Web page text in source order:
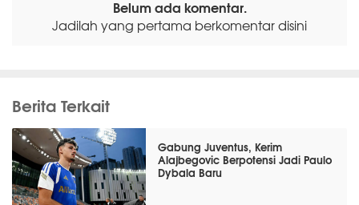
Belum ada komentar.
Jadilah yang pertama berkomentar disini
Berita Terkait
Gabung Juventus, Kerim
Alajbegovic Berpotensi Jadi Paulo
Dybala Baru